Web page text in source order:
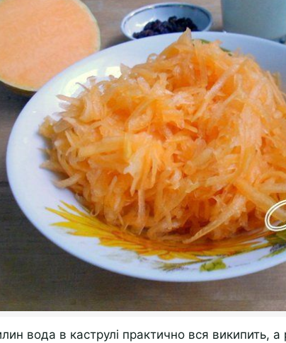
вода в каструлі практично вся википить,